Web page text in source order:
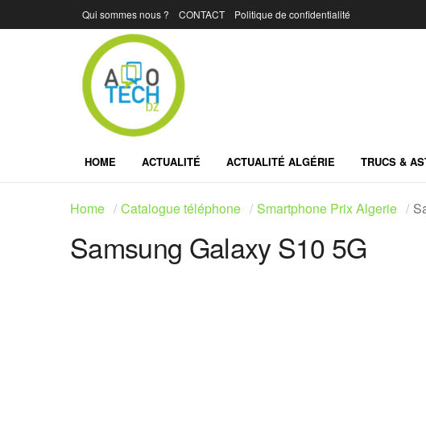
Qui sommes nous ? CONTACT Politique de confidentialité
HOME ACTUALITÉ ACTUALITÉ ALGÉRIE TRUCS &
Home Catalogue téléphone Smartphone Prix Algerie
Samsung Galaxy S10 5G